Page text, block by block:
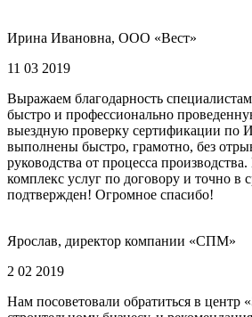
Ирина Ивановна, ООО «Вест»
11 03 2019
Выражаем благодарность
быстро и профессионально
выездную проверку сертификации по
выполнены быстро, грамотно, без
руководства от процесса
комплекс услуг по договору и точно в
подтвержден! Огромное спасибо!
Ярослав, директор компании «СПМ»
2 02 2019
Нам посоветовали обратиться в центр